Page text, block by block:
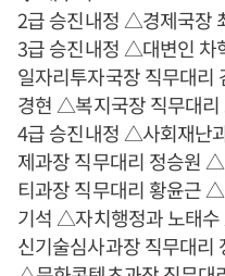
2급 승진내정 △경제국장
3급 승진내정 △대변인
일자리투자국장 직무대
경현 △복지국장 직무대리
4급 승진내정 △사회재난
제과장 직무대리 정승원
티과장 직무대리 황윤근
기석 △자치행정과 노태
신기술심사과장 직무대